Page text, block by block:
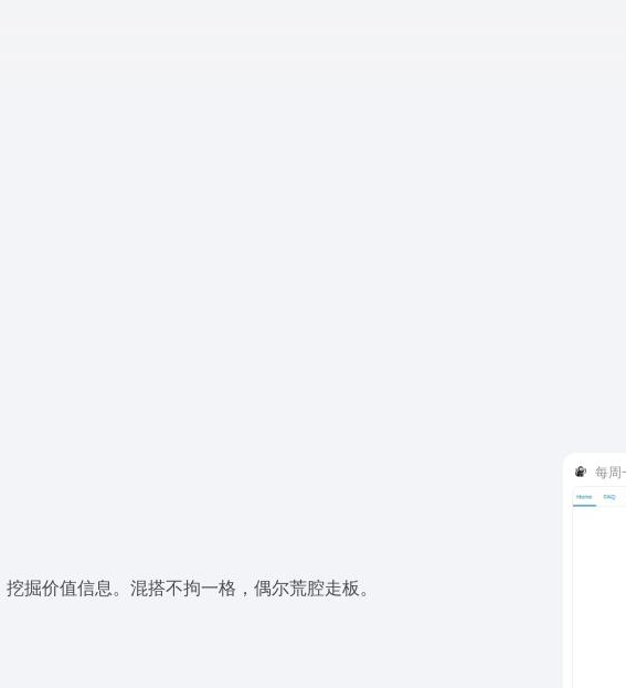
掘价值信息。混搭不拘一格，偶尔荒腔走板。
每周